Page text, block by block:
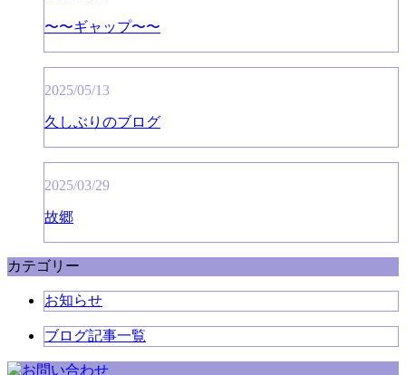
〜〜ギャップ〜〜
2025/05/13
久しぶりのブログ
2025/03/29
故郷
カテゴリー
お知らせ
ブログ記事一覧